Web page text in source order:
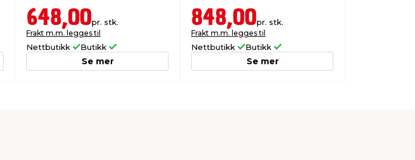
648,00pr. stk.
Frakt m.m. legges til
Nettbutikk Butikk
Se mer
848,00pr. stk.
Frakt m.m. legges til
Nettbutikk Butikk
Se mer